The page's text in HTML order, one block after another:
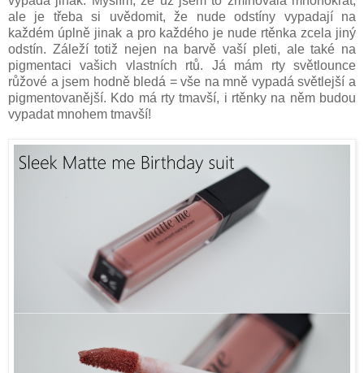
ale je třeba si uvědomit, že nude odstíny vypadají na
každém úplně jinak a pro každého je nude rtěnka zcela jiný
odstín. Záleží totiž nejen na barvě vaší pleti, ale také na
pigmentaci vašich vlastních rtů. Já mám rty světlounce
růžové a jsem hodně bledá = vše na mně vypadá světlejší a
pigmentovanější. Kdo má rty tmavší, i rtěnky na něm budou
vypadat mnohem tmavší!